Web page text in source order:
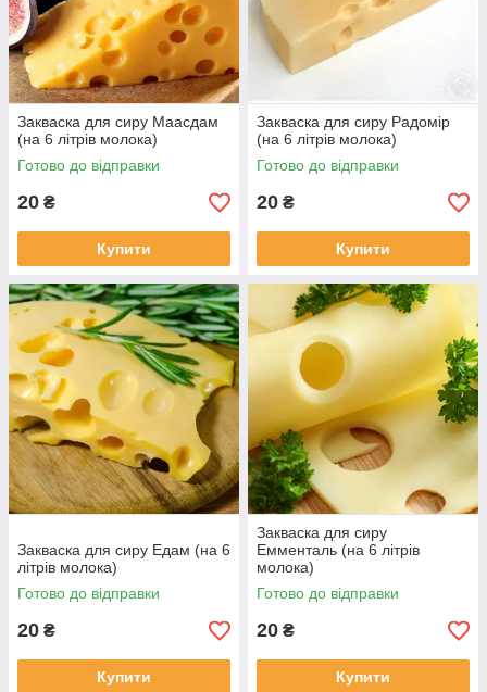
Закваска для сиру Маасдам
(на 6 літрів молока)
Готово до відправки
20 ₴
Купити
Закваска для сиру Радомір
(на 6 літрів молока)
Готово до відправки
20 ₴
Купити
Закваска для сиру Едам (на 6
літрів молока)
Готово до відправки
20 ₴
Купити
Закваска для сиру
Емменталь (на 6 літрів
молока)
Готово до відправки
20 ₴
Купити